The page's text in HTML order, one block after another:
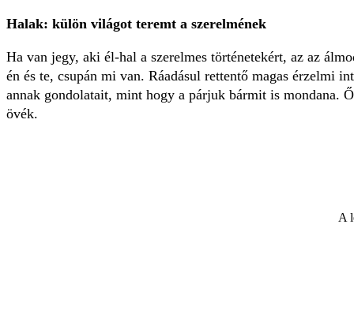
Halak: külön világot teremt a szerelmének
Ha van jegy, aki él-hal a szerelmes történetekért, az az
én és te, csupán mi van. Ráadásul rettentő magas érzelmi
annak gondolatait, mint hogy a párjuk bármit is mondana.
övék.
A